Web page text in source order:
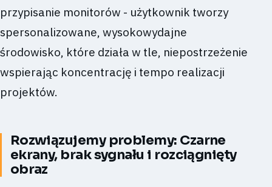
przypisanie monitorów - użytkownik tworzy
spersonalizowane, wysokowydajne
środowisko, które działa w tle, niepostrzeżenie
wspierając koncentrację i tempo realizacji
projektów.
Rozwiązujemy problemy: Czarne
ekrany, brak sygnału i rozciągnięty
obraz